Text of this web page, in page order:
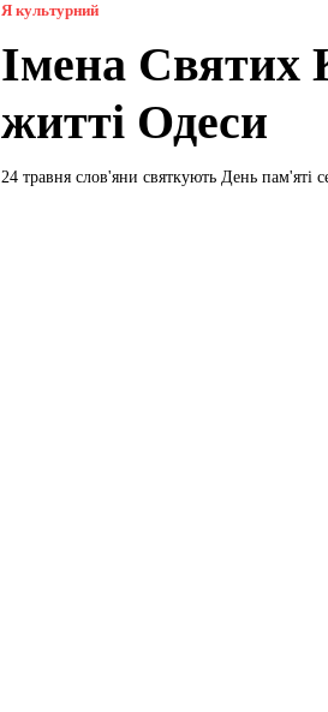
Я культурний
Імена Святих
житті Одеси
24 травня слов'яни святкують День пам'яті